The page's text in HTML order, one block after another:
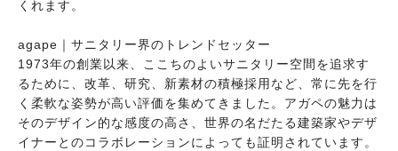
くれます。
agape｜サニタリー界のトレンドセッター
1973年の創業以来、ここちのよいサニタリー空間を追求す
るために、改革、研究、新素材の積極採用など、常に先を行
く柔軟な姿勢が高い評価を集めてきました。アガペの魅力は
そのデザイン的な感度の高さ、世界の名だたる建築家やデザ
イナーとのコラボレーションによっても証明されています。